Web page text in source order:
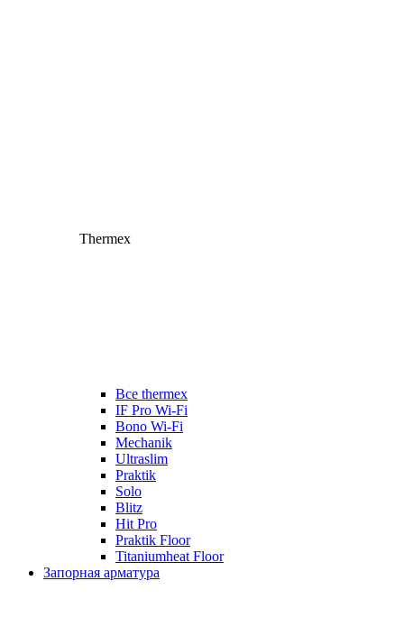
Thermex
Все thermex
IF Pro Wi-Fi
Bono Wi-Fi
Mechanik
Ultraslim
Praktik
Solo
Blitz
Hit Pro
Praktik Floor
Titaniumheat Floor
Запорная арматура